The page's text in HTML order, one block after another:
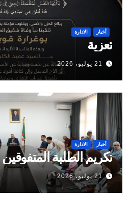
أخبار الادارة
تعزية
21 يوليو، 2026
أخبار الادارة
تكريم الطلبة المتفوقين
21 يوليو، 2026